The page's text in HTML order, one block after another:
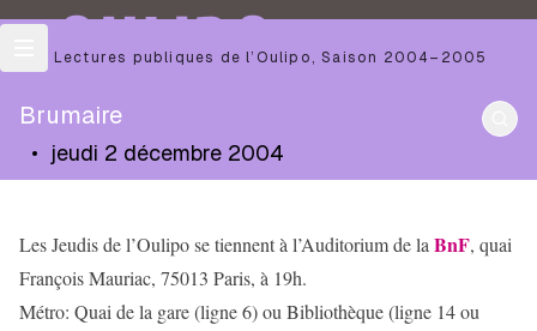
OULIPO
Les Lectures publiques de l’Oulipo ,Saison 2004–2005
Brumaire
• jeudi 2 décembre 2004
Les Jeudis de l’Oulipo se tiennent à l’Auditorium de la BnF, quai
François Mauriac, 75013 Paris, à 19h.
Métro: Quai de la gare (ligne 6) ou Bibliothèque (ligne 14 ou